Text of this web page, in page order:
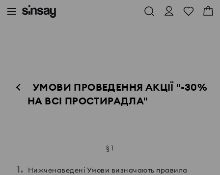
УМОВИ ПРОВЕДЕННЯ АКЦІЇ "-30%
НА ВСІ ПРОСТИРАДЛА"
§ 1
Нижченаведені Умови визначають правила